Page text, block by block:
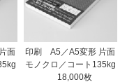
面
印刷 A5／A5変形 片面
モノクロ／コート135kg
18,000枚